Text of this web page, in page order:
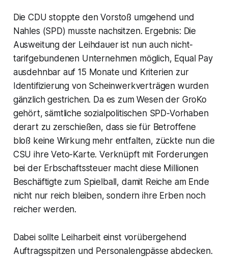
Die CDU stoppte den Vorstoß umgehend und
Nahles (SPD) musste nachsitzen. Ergebnis: Die
Ausweitung der Leihdauer ist nun auch nicht-
tarifgebundenen Unternehmen möglich, Equal Pay
ausdehnbar auf 15 Monate und Kriterien zur
Identifizierung von Scheinwerkverträgen wurden
gänzlich gestrichen. Da es zum Wesen der GroKo
gehört, sämtliche sozialpolitischen SPD-Vorhaben
derart zu zerschießen, dass sie für Betroffene
bloß keine Wirkung mehr entfalten, zückte nun die
CSU ihre Veto-Karte. Verknüpft mit Forderungen
bei der Erbschaftssteuer macht diese Millionen
Beschäftigte zum Spielball, damit Reiche am Ende
nicht nur reich bleiben, sondern ihre Erben noch
reicher werden.
Dabei sollte Leiharbeit einst vorübergehend
Auftragsspitzen und Personalengpässe abdecken.